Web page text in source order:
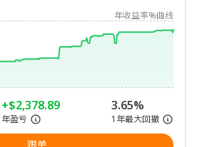
年收益率%曲线
+$2,378.89
年盈亏
3.65%
1年最大回撤